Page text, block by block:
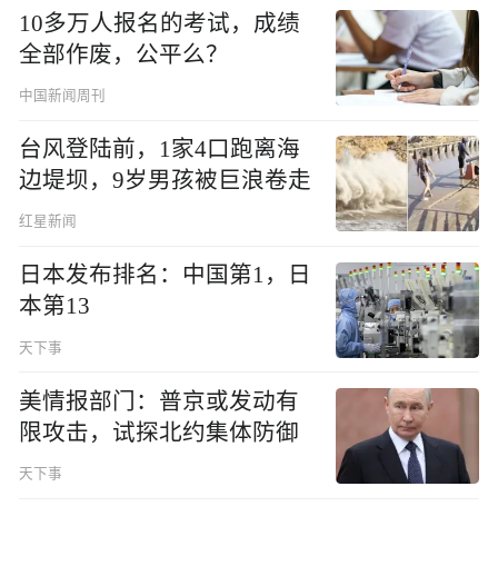
10多万人报名的考试，成绩
全部作废，公平么？
中国新闻周刊
台风登陆前，1家4口跑离海
边堤坝，9岁男孩被巨浪卷走
红星新闻
日本发布排名：中国第1，日
本第13
天下事
美情报部门：普京或发动有
限攻击，试探北约集体防御
天下事